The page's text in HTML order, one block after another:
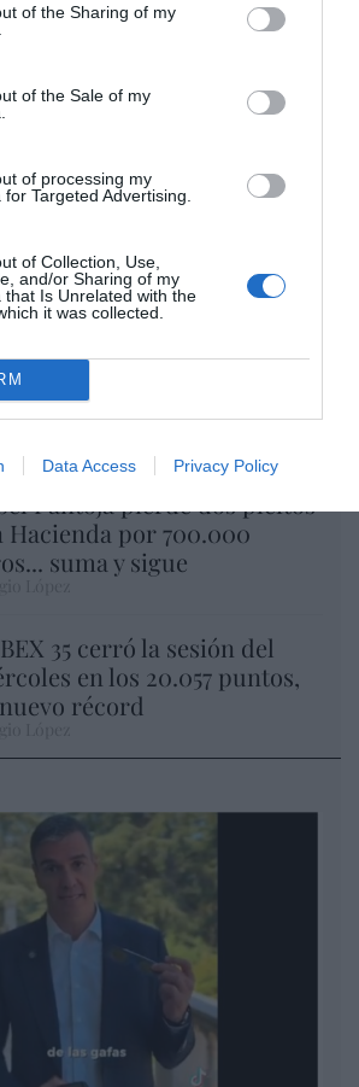
of the Sharing of my
of the Sale of my
of processing my
Targeted Advertising.
of Collection, Use,
and/or Sharing of my
that Is Unrelated with the
it was collected.
Data Access Privacy Policy
Huawei: lo que importan
Pantoja pierde dos pleitos
Hacienda por 700.000
suma y sigue
35 cerró la sesión del
en los 20.057 puntos,
récord